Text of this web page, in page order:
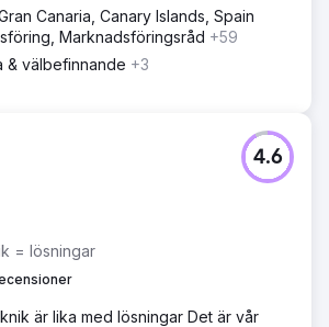
Canaria, Canary Islands, Spain
Marknadsföringsråd +59
& välbefinnande +3
= lösningar
4.6
är lika med lösningar Det är vår